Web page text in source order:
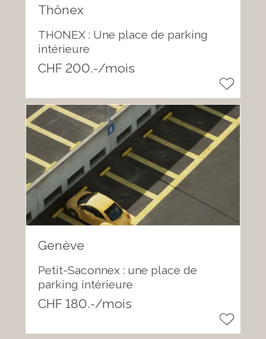
Thônex
THONEX : Une place de parking
intérieure
CHF 200.-/mois
Genève
Petit-Saconnex : une place de
parking intérieure
CHF 180.-/mois